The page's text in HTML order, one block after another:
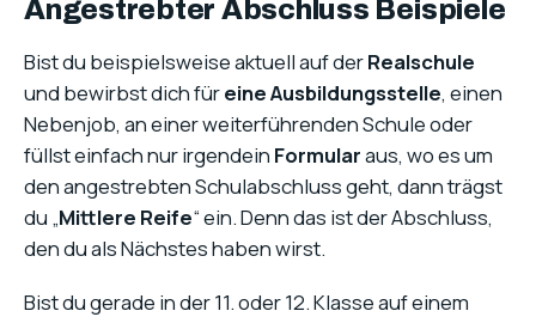
Angestrebter Abschluss Beispiele
Bist du beispielsweise aktuell auf derRealschule
und bewirbst dich füreine Ausbildungsstelle, einen
Nebenjob, an einer weiterführenden Schule oder
füllst einfach nur irgendein Formularaus, wo es um
den angestrebten Schulabschluss geht, dann trägst
du „Mittlere Reife“ ein. Denn das ist der Abschluss,
den du als Nächstes haben wirst.
Bist du gerade in der 11. oder 12. Klasse auf einem